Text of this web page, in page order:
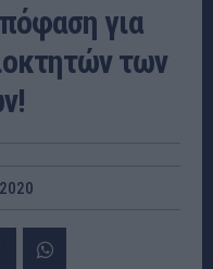
για
των